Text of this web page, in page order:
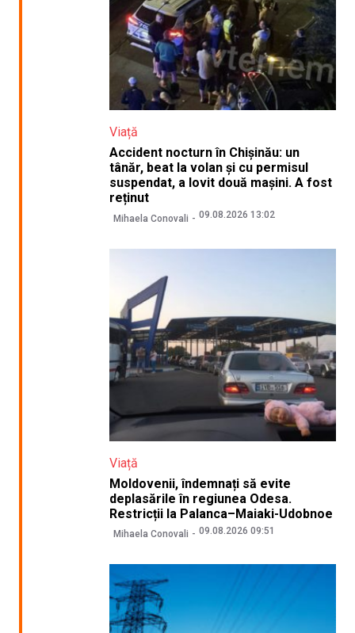
Viață
Accident nocturn în Chișinău: un
tânăr, beat la volan și cu permisul
suspendat, a lovit două mașini. A fost
reținut
Mihaela Conovali 09.08.2026 13:02
Viață
Moldovenii, îndemnați să evite
deplasările în regiunea Odesa.
Restricții la Palanca–Maiaki-Udobnoe
Mihaela Conovali 09.08.2026 09:51